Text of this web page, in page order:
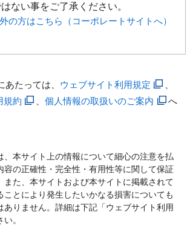
ない事をご了承ください。
の方はこちら（コーポレートサイトへ）
たっては、 ウェブサイト利用規定
規約
、個人情報の取扱いのご案内
へ
、本サイト上の情報について細心の注意を払
容の正確性・完全性・有用性等に関して保証
また、本サイトおよび本サイトに掲載されて
ことにより発生したいかなる損害についても
ありません。詳細は下記「ウェブサイト利用
。